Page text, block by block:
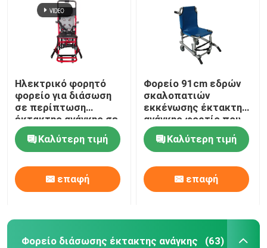
Ηλεκτρικό φορητό
φορείο για διάσωση
σε περίπτωση
έκτακτης ανάγκης σε
σκάλες και
διαδρόμους
Καλύτερη τιμή
επαφή
Φορείο 91cm εδρών
σκαλοπατιών
εκκένωσης έκτακτης
ανάγκης φορτίο που
αντέχει 159KG
Καλύτερη τιμή
επαφή
Φορείο διάσωσης έκτακτης ανάγκης (63)